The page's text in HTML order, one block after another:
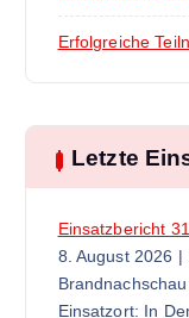
i
g
Erfolgreiche
Letzte
Einsatzbericht
8. August 2026 |
Brandnachschau
Einsatzort: In